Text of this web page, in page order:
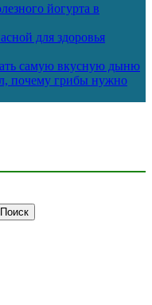
йогурта в
для здоровья
самую вкусную дыню
почему грибы нужно